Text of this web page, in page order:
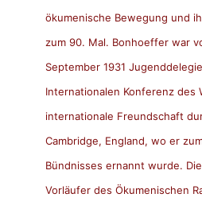
ökumenische Bewegung und
zum 90. Mal. Bonhoeffer war
September 1931
Internationalen Konferenz des
internationale Freundschaft
Cambridge, England, wo er
Bündnisses ernannt wurde.
Vorläufer des Ökumenischen